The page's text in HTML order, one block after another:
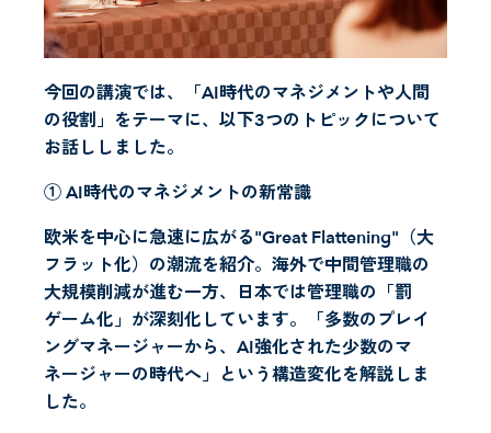
今回の講演では、「AI時代のマネジメントや人間
の役割」をテーマに、以下3つのトピックについて
お話ししました。
① AI時代のマネジメントの新常識
欧米を中心に急速に広がる"Great Flattening"（大
フラット化）の潮流を紹介。海外で中間管理職の
大規模削減が進む一方、日本では管理職の「罰
ゲーム化」が深刻化しています。「多数のプレイ
ングマネージャーから、AI強化された少数のマ
ネージャーの時代へ」という構造変化を解説しま
した。